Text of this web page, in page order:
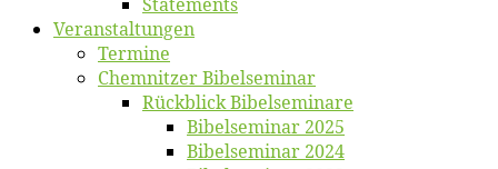
Ver­an­stal­tun­gen
Ter­mi­ne
Chemnit­zer Bibelseminar
Rück­blick Bibelseminare
Bi­bel­se­mi­nar 2025
Bi­bel­se­mi­nar 2024